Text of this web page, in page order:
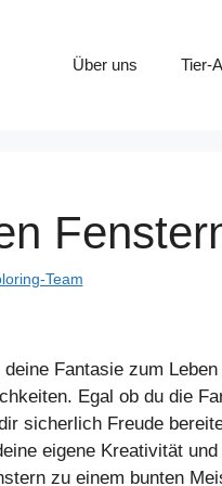
Über uns Tier-
Team
Fantasie zum
Egal ob du die
sicherlich Freude
eigene Kreativität
zu einem bunten